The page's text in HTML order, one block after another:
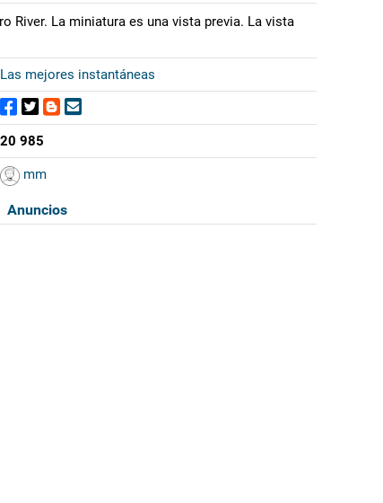
River. La miniatura es una vista previa. La vista
Las mejores instantáneas
20 985
mm
Anuncios